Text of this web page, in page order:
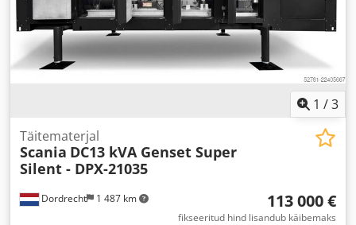
1 /3
Dordrecht 1 487 km
Täitematerjal
Scania DC13 kVA Genset Super
Silent - DPX-21035
113 000 €
fikseeritud hind lisandub käibemaks